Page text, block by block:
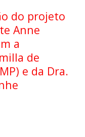
do projeto
Anne
a
de
e da Dra.